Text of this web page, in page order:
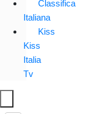
Classifica
Italiana
Kiss
Kiss
Italia
Tv